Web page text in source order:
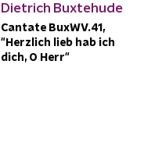
Dietrich Buxtehude
Cantate BuxWV.41,
"Herzlich lieb hab ich
dich, O Herr"